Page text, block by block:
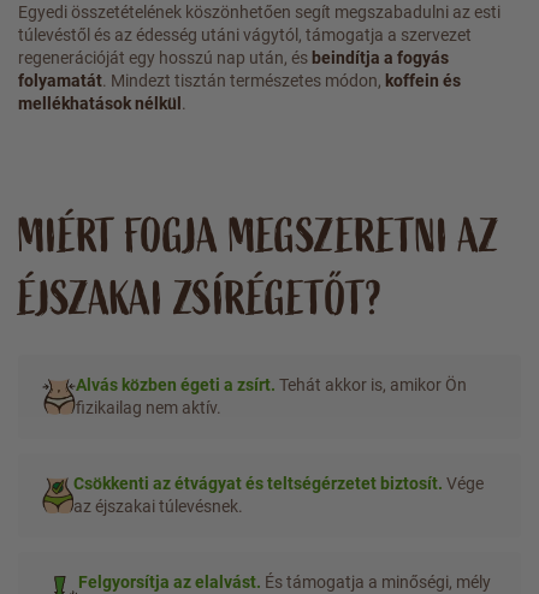
Egyedi összetételének köszönhetően segít megszabadulni az esti
túlevéstől és az édesség utáni vágytól, támogatja a szervezet
regenerációját egy hosszú nap után, és beindítja a fogyás
folyamatát. Mindezt tisztán természetes módon, koffein és
mellékhatások nélkül.
MIÉRT FOGJA MEGSZERETNI AZ
ÉJSZAKAI ZSÍRÉGETŐT?
Alvás közben égeti a zsírt. Tehát akkor is, amikor Ön
fizikailag nem aktív.
Csökkenti az étvágyat és teltségérzetet biztosít. Vége
az éjszakai túlevésnek.
Felgyorsítja az elalvást. És támogatja a minőségi, mély